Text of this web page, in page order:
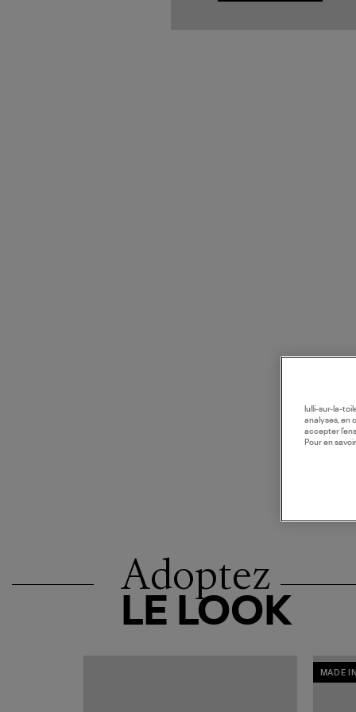
Adoptez
LE LOOK
MADE
lulli-sur-la-
analyses, en
accepter
Pour en